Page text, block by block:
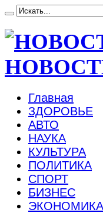
Главная
ЗДОРОВЬЕ
АВТО
НАУКА
КУЛЬТУРА
ПОЛИТИКА
СПОРТ
БИЗНЕС
ЭКОНОМИКА